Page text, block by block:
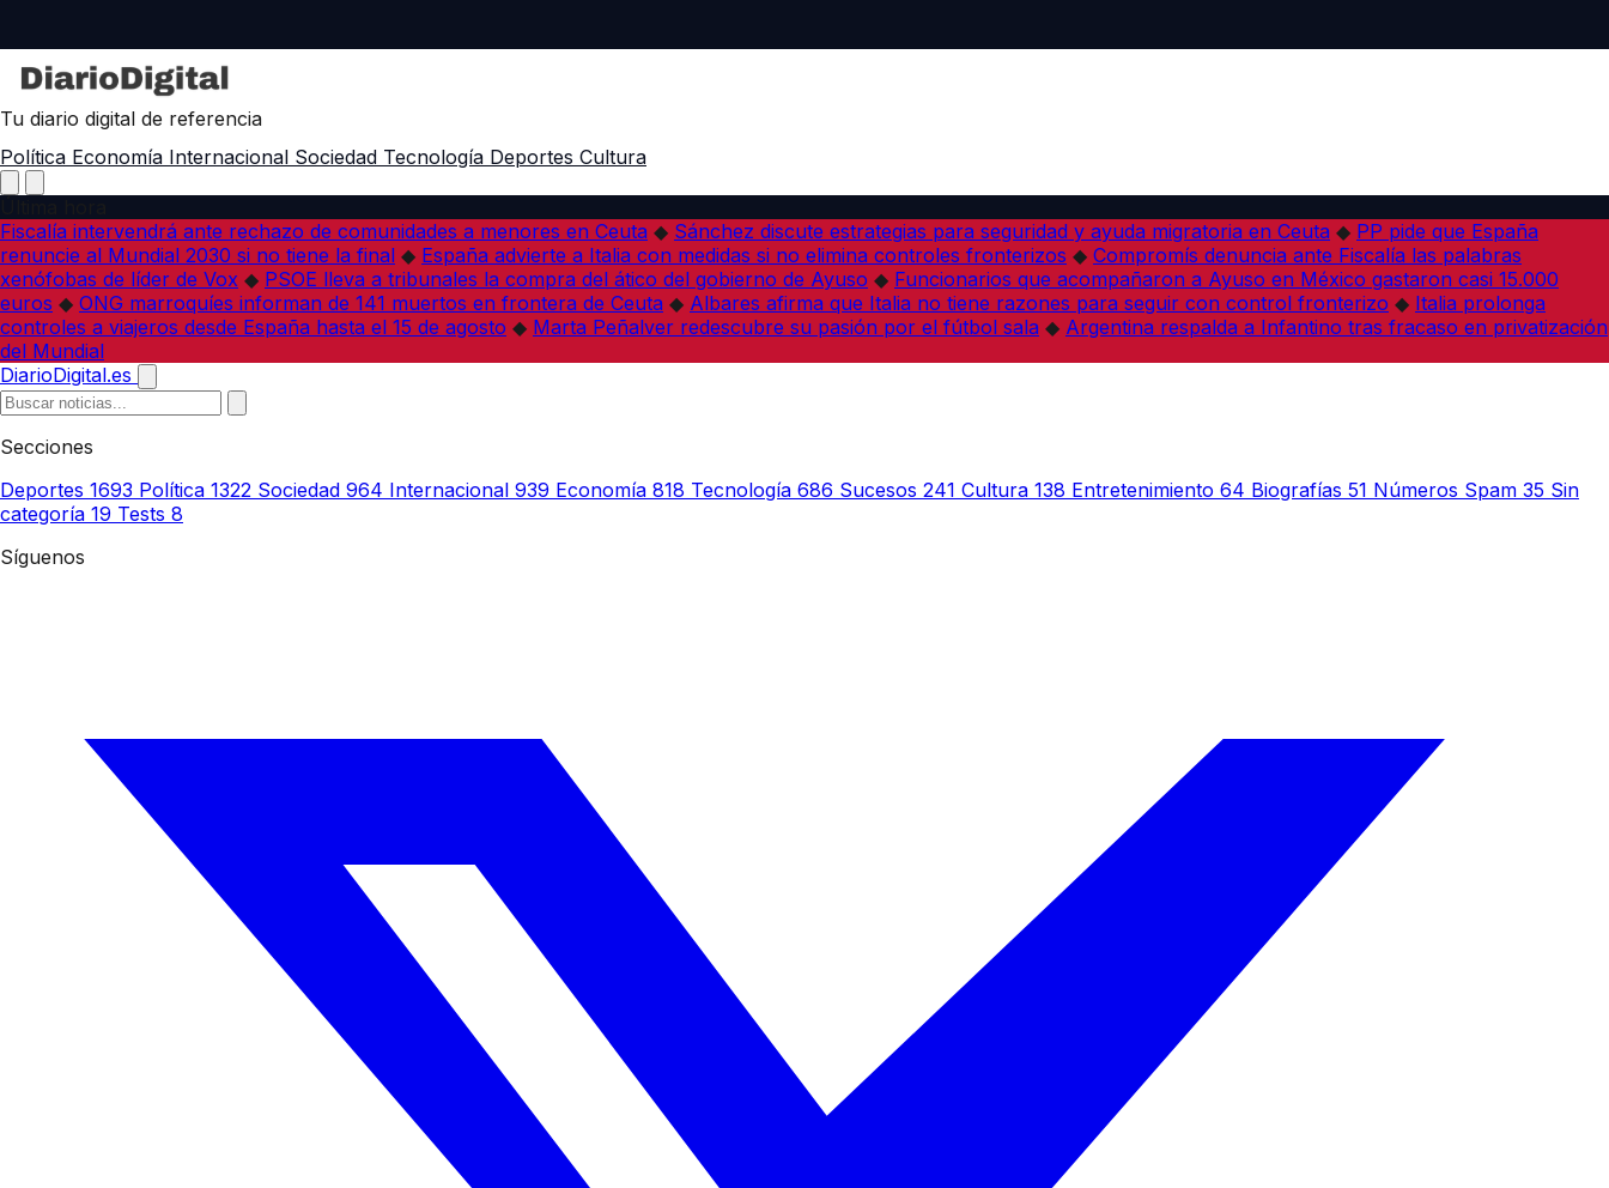
Tu diario digital de referencia
Política Economía Internacional Sociedad Tecnología Deportes Cultura
Fiscalía intervendrá ante rechazo de comunidades a menores en Ceuta ◆ Sánchez discute estrategias para seguridad y ayuda migratoria en Ceuta ◆ PP pide que España
renuncie al Mundial 2030 si no tiene la final ◆ España advierte a Italia con medidas si no elimina controles fronterizos ◆ Compromís denuncia ante Fiscalía las palabras
xenófobas de líder de Vox ◆ PSOE lleva a tribunales la compra del ático del gobierno de Ayuso ◆ Funcionarios que acompañaron a Ayuso en México gastaron casi 15.000
euros ◆ ONG marroquíes informan de 141 muertos en frontera de Ceuta ◆ Albares afirma que Italia no tiene razones para seguir con control fronterizo ◆ Italia prolonga
controles a viajeros desde España hasta el 15 de agosto ◆ Marta Peñalver redescubre su pasión por el fútbol sala ◆ Argentina respalda a Infantino tras fracaso en privatización
del Mundial
DiarioDigital.es
Secciones
Deportes 1693 Política 1322 Sociedad 964 Internacional 939 Economía 818 Tecnología 686 Sucesos 241 Cultura 138 Entretenimiento 64 Biografías 51 Números Spam 35 Sin
categoría 19 Tests 8
Síguenos